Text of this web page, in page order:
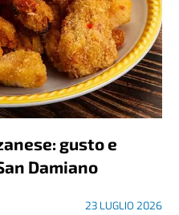
gusto e
Damiano
23 LUGLIO 2026